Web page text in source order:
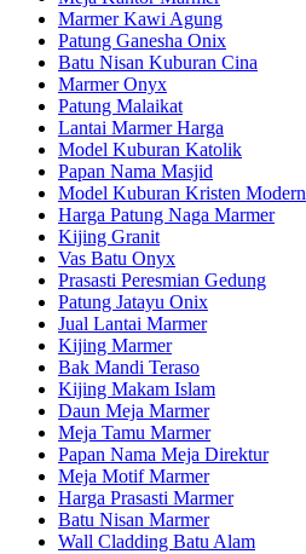
Marmer Kawi Agung
Patung Ganesha Onix
Batu Nisan Kuburan Cina
Marmer Onyx
Patung Malaikat
Lantai Marmer Harga
Model Kuburan Katolik
Papan Nama Masjid
Model Kuburan Kristen Modern
Harga Patung Naga Marmer
Kijing Granit
Vas Batu Onyx
Prasasti Peresmian Gedung
Patung Jatayu Onix
Jual Lantai Marmer
Kijing Marmer
Bak Mandi Teraso
Kijing Makam Islam
Daun Meja Marmer
Meja Tamu Marmer
Papan Nama Meja Direktur
Meja Motif Marmer
Harga Prasasti Marmer
Batu Nisan Marmer
Wall Cladding Batu Alam